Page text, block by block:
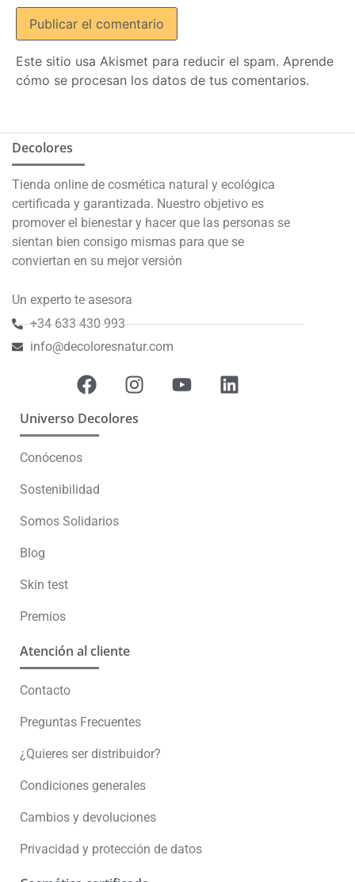
Este sitio usa Akismet para reducir el spam. Aprende
cómo se procesan los datos de tus comentarios.
Decolores
Tienda online de cosmética natural y ecológica
certificada y garantizada. Nuestro objetivo es
promover el bienestar y hacer que las personas se
sientan bien consigo mismas para que se
conviertan en su mejor versión
Un experto te asesora
+34 633 430 993
info@decoloresnatur.com
Universo Decolores
Conócenos
Sostenibilidad
Somos Solidarios
Blog
Skin test
Premios
Atención al cliente
Contacto
Preguntas Frecuentes
¿Quieres ser distribuidor?
Condiciones generales
Cambios y devoluciones
Privacidad y protección de datos